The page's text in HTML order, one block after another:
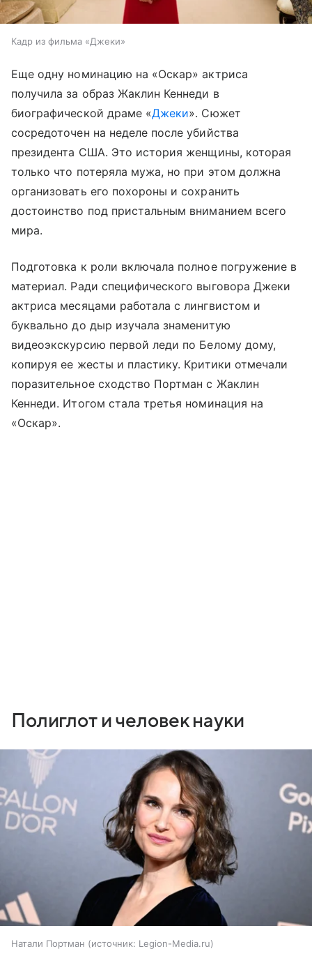
Кадр из фильма «Джеки»
Еще одну номинацию на «Оскар» актриса
получила за образ Жаклин Кеннеди в
биографической драме «Джеки». Сюжет
сосредоточен на неделе после убийства
президента США. Это история женщины, которая
только что потеряла мужа, но при этом должна
организовать его похороны и сохранить
достоинство под пристальным вниманием всего
мира.
Подготовка к роли включала полное погружение в
материал. Ради специфического выговора Джеки
актриса месяцами работала с лингвистом и
буквально до дыр изучала знаменитую
видеоэкскурсию первой леди по Белому дому,
копируя ее жесты и пластику. Критики отмечали
поразительное сходство Портман с Жаклин
Кеннеди. Итогом стала третья номинация на
«Оскар».
Полиглот и человек науки
Натали Портман источник: Legion-Media.ru